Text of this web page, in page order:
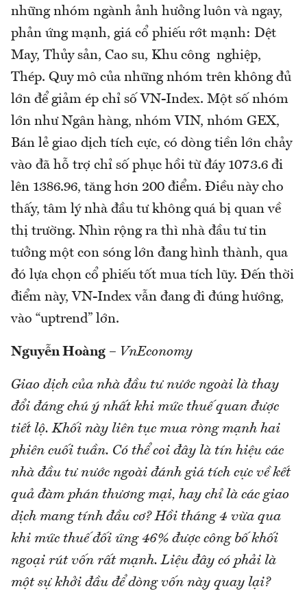
những nhóm ngành ảnh hưởng luôn và ngay,
phản ứng mạnh, giá cổ phiếu rớt mạnh: Dệt
May, Thủy sản, Cao su, Khu công nghiệp,
Thép. Quy mô của những nhóm trên không đủ
lớn để giảm ép chỉ số VN-Index. Một số nhóm
lớn như Ngân hàng, nhóm VIN, nhóm GEX,
Bán lẻ giao dịch tích cực, có dòng tiền lớn chảy
vào đã hỗ trợ chỉ số phục hồi từ đáy 1073.6 đi
lên 1386.96, tăng hơn 200 điểm. Điều này cho
thấy, tâm lý nhà đầu tư không quá bị quan về
thị trường. Nhìn rộng ra thì nhà đầu tư tin
tưởng một con sóng lớn đang hình thành, qua
đó lựa chọn cổ phiếu tốt mua tích lũy. Đến thời
điểm này, VN-Index vẫn đang đi đúng hướng,
vào “uptrend” lớn.
Nguyễn Hoàng – VnEconomy
Giao dịch của nhà đầu tư nước ngoài là thay
đổi đáng chú ý nhất khi mức thuế quan được
tiết lộ. Khối này liên tục mua ròng mạnh hai
phiên cuối tuần. Có thể coi đây là tín hiệu các
nhà đầu tư nước ngoài đánh giá tích cực về kết
quả đàm phán thương mại, hay chỉ là các giao
dịch mang tính đầu cơ? Hồi tháng 4 vừa qua
khi mức thuế đối ứng 46% được công bố khối
ngoại rút vốn rất mạnh. Liệu đây có phải là
một sự khởi đầu để dòng vốn này quay lại?